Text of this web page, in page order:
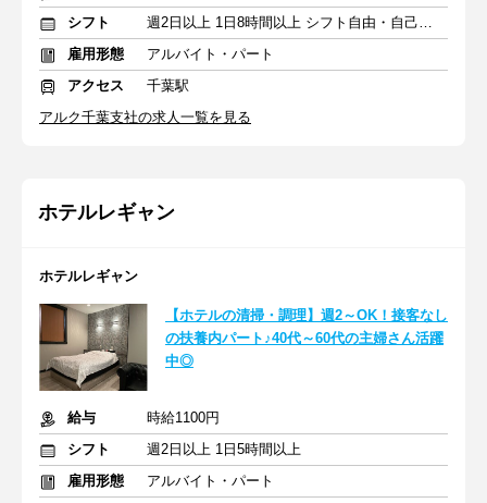
シフト
週2日以上 1日8時間以上 シフト自由・自己申告
雇用形態
アルバイト・パート
アクセス
千葉駅
アルク千葉支社の求人一覧を見る
ホテルレギャン
ホテルレギャン
【ホテルの清掃・調理】週2～OK！接客なし
の扶養内パート♪40代～60代の主婦さん活躍
中◎
給与
時給1100円
シフト
週2日以上 1日5時間以上
雇用形態
アルバイト・パート